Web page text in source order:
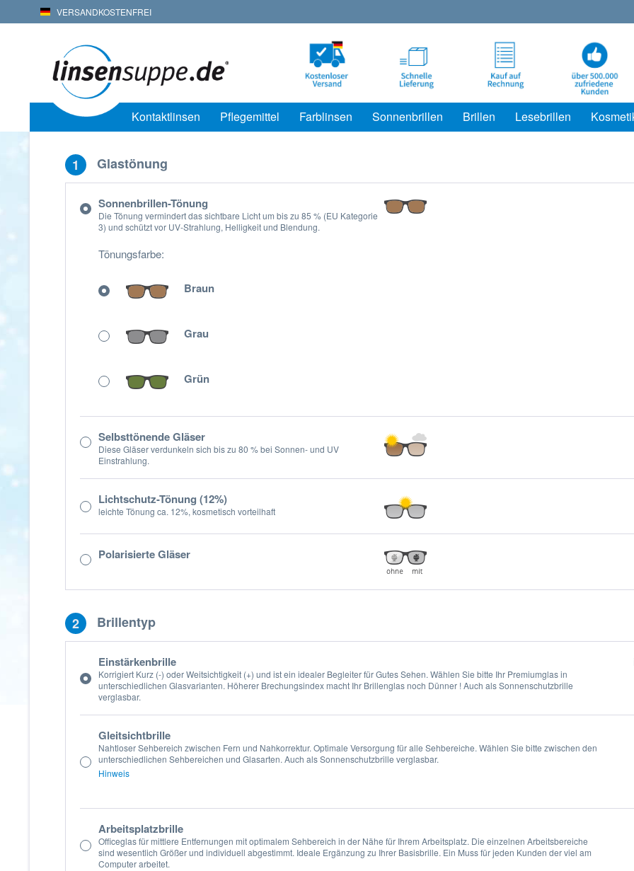
VERSANDKOSTENFREI
Kontaktlinsen Pflegemittel Farblinsen Sonnenbrillen Brillen Lesebrillen
1 Glastönung
Sonnenbrillen-Tönung
Die Tönung vermindert das sichtbare Licht um bis zu 85 % (EU Kategorie
3) und schützt vor UV-Strahlung, Helligkeit und Blendung.
Tönungsfarbe:
Braun
Grau
Grün
Selbsttönende Gläser
Diese Gläser verdunkeln sich bis zu 80 % bei Sonnen- und UV
Einstrahlung.
Lichtschutz-Tönung (12%)
leichte Tönung ca. 12%, kosmetisch vorteilhaft
Polarisierte Gläser
2 Brillentyp
Einstärkenbrille
Korrigiert Kurz (-) oder Weitsichtigkeit (+) und ist ein idealer Begleiter für Gutes Sehen. Wählen Sie bitte Ihr Premiumglas in
unterschiedlichen Glasvarianten. Höherer Brechungsindex macht Ihr Brillenglas noch Dünner ! Auch als Sonnenschutzbrille
verglasbar.
Gleitsichtbrille
Nahtloser Sehbereich zwischen Fern und Nahkorrektur. Optimale Versorgung für alle Sehbereiche. Wählen Sie bitte zwischen den
unterschiedlichen Sehbereichen und Glasarten. Auch als Sonnenschutzbrille verglasbar.
Hinweis
Arbeitsplatzbrille
Officeglas für mittlere Entfernungen mit optimalem Sehbereich in der Nähe für Ihrem Arbeitsplatz. Die einzelnen Arbeitsbereiche
sind wesentlich Größer und individuell abgestimmt. Ideale Ergänzung zu Ihrer Basisbrille. Ein Muss für jeden Kunden der viel am
Computer arbeitet.